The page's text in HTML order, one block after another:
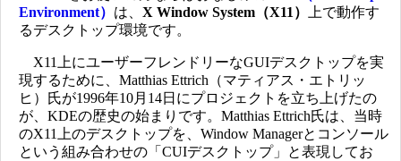
Environment） は、 X Window System（X11）
上で動作す
るデスクトップ環境です。
X11上にユーザーフレンドリーなGUIデスクトップを実
現するために、Matthias Ettrich（マティアス・エトリッ
ヒ）氏が1996年10月14日にプロジェクトを立ち上げたの
が、KDEの歴史の始まりです。Matthias Ettrich氏は、当時
のX11上のデスクトップを、Window Managerとコンソール
という組み合わせの「CUIデスクトップ」と表現してお